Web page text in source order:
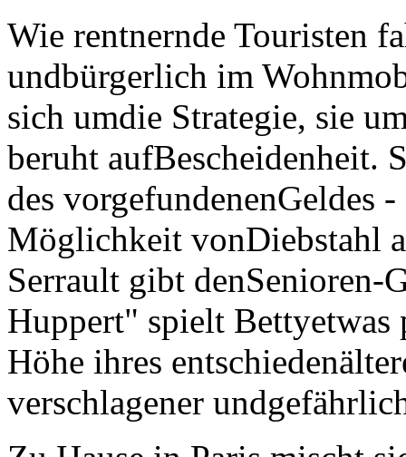
Wie rentnernde Touristen
undbürgerlich im
sich umdie Strategie, sie
beruht aufBescheidenheit.
des vorgefundenenGeldes
Möglichkeit vonDiebstahl
Serrault gibt
Huppert" spielt
Höhe ihres
verschlagener